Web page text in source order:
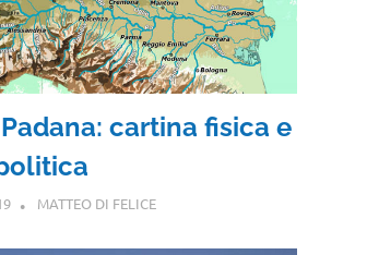
cartina fisica e
MATTEO DI FELICE